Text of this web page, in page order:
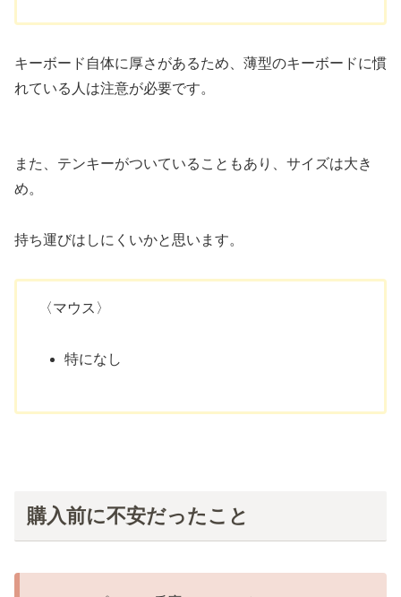
キーボード自体に厚さがあるため、薄型のキーボードに慣
れている人は注意が必要です。
また、テンキーがついていることもあり、サイズは大き
め。
持ち運びはしにくいかと思います。
〈マウス〉
特になし
購入前に不安だったこと